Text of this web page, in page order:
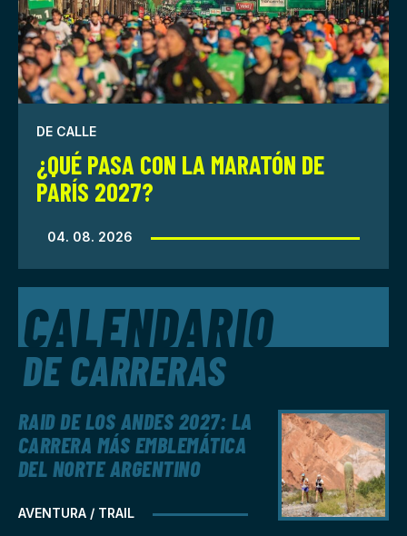
DE CALLE
¿QUÉ PASA CON LA MARATÓN DE
PARÍS 2027?
04. 08. 2026
CALENDARIO
DE CARRERAS
AVENTURA / TRAIL
RAID DE LOS ANDES 2027: LA
CARRERA MÁS EMBLEMÁTICA
DEL NORTE ARGENTINO